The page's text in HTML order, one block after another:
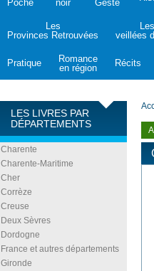
Poche
noir
Geste
Les
Provinces Retrouvées
Les
veillées
Pratique
Romance
en région
Récits
LES LIVRES PAR
DÉPARTEMENTS
Charente
Charente-Maritime
Cher
Corrèze
Creuse
Deux Sèvres
Dordogne
France et autres départements
Gironde